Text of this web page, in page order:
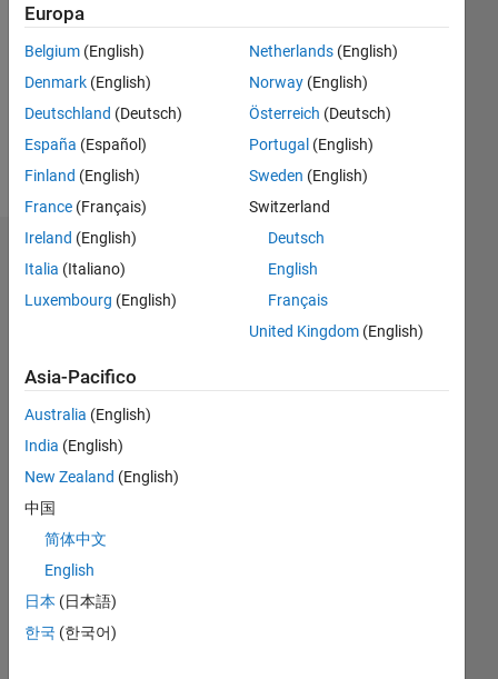
Followers:
Following:
Statistica
CONTRIBUTI
0
3
4
L
07/21
02/22
09/22
04/23
11/23
06/24
01/25
08/25
03/26
03/22
11/22
07/23
03/24
11/24
07/25
04/22
01/23
10/23
07/24
04/25
01/26
CRONOLOGIA
Europa
Belgium (English)
Denmark (English)
Deutschland (Deutsch)
España (Español)
Finland (English)
France (Français)
Ireland (English)
Italia (Italiano)
Luxembourg (English)
Netherlands(English)
Norway(English)
Österreich (Deutsch)
Portugal (English)
Sweden (English)
Switzerland
Deutsch
English
Français
United Kingdom(English)
Asia-Pacifico
Australia (English)
India (English)
New Zealand (English)
中国
简体中文
English
日本 (日本語)
한국 (한국어)